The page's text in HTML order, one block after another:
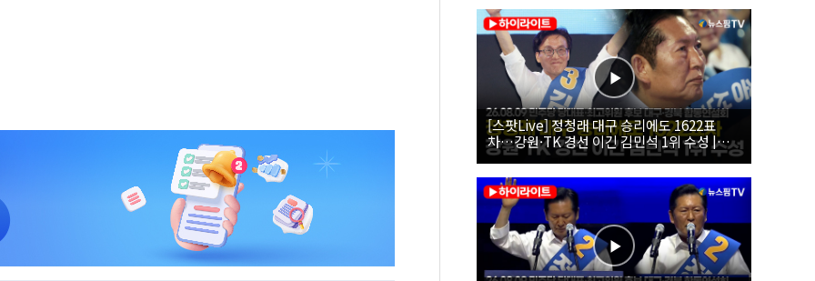
[스팟Live] 정청래 대구 승리에도 1622표
차…강원·TK 경선 이긴 김민석 1위 수성 |
26.08.09 더불어민주당 당대표·최고위원 후
보 대구·경북 합동연설회